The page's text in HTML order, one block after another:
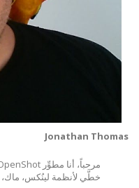
Jonathan Thomas
خطَّي لأنظمة لينُكس، ماك،